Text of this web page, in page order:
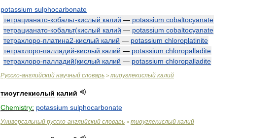
potassium sulphocarbonate
тетрацианато-кобальт-кислый калий — potassium cobaltocyanate
тетрацианато-кобальт(кислый калий — potassium cobaltocyanate
тетрахлоро-платина2-кислый калий — potassium chloroplatinite
тетрахлоро-палладий-кислый калий — potassium chloropalladite
тетрахлоро-палладий(кислый калий — potassium chloropalladite
Русско-английский научный словарь > тиоуглекислый калий
тиоуглекислый калий
Chemistry: potassium sulphocarbonate
Универсальный русско-английский словарь > тиоуглекислый калий